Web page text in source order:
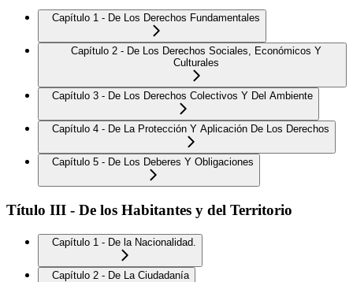
Capítulo 1 - De Los Derechos Fundamentales
Capítulo 2 - De Los Derechos Sociales, Económicos Y
Culturales
Capítulo 3 - De Los Derechos Colectivos Y Del Ambiente
Capítulo 4 - De La Protección Y Aplicación De Los Derechos
Capítulo 5 - De Los Deberes Y Obligaciones
Título III - De los Habitantes y del Territorio
Capítulo 1 - De la Nacionalidad.
Capítulo 2 - De La Ciudadanía